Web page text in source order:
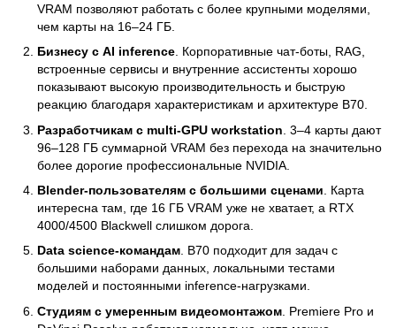
VRAM позволяют работать с более крупными моделями,
чем карты на 16–24 ГБ.
Бизнесу с AI inference. Корпоративные чат-боты, RAG,
встроенные сервисы и внутренние ассистенты хорошо
показывают высокую производительность и быструю
реакцию благодаря характеристикам и архитектуре B70.
Разработчикам с multi-GPU workstation . 3–4 карты дают
96–128 ГБ суммарной VRAM без перехода на значительно
более дорогие профессиональные NVIDIA.
Blender-пользователям с большими сценами . Карта
интересна там, где 16 ГБ VRAM уже не хватает, а RTX
4000/4500 Blackwell слишком дорога.
Data science-командам. B70 подходит для задач с
большими наборами данных, локальными тестами
моделей и постоянными inference-нагрузками.
Студиям с умеренным видеомонтажом . Premiere Pro и